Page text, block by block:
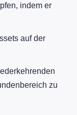
indem er
auf der
zu